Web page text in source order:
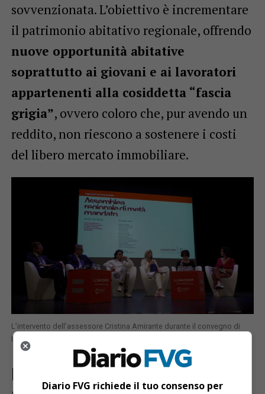
sovvenzionata. L’obiettivo è incrementare
il patrimonio abitativo regionale, offrendo
nuove opportunità abitative
soprattutto ai giovani e ai lavoratori
appartenenti alla cosiddetta “fascia
grigia”, ovvero coloro che, pur avendo un
reddito, non riescono a sostenere i costi
del libero mercato immobiliare.
L’intervento dell’assessore Cristina Amirante durante il convegno di
Legacoop a Gorizia
Il ruolo chiave del Disegno di
Diario FVG richiede il tuo consenso per